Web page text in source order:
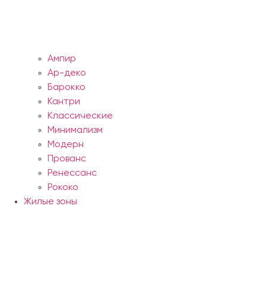
Ампир
Ар-деко
Барокко
Кантри
Классические
Минимализм
Модерн
Прованс
Ренессанс
Рококо
Жилые зоны